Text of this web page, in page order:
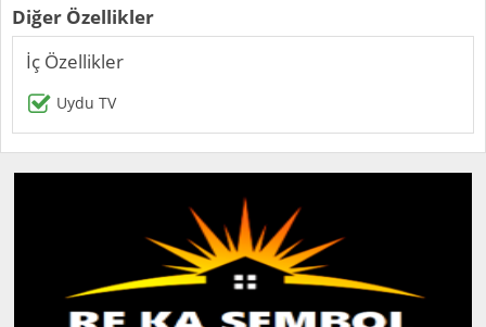
Diğer Özellikler
İç Özellikler
Uydu TV